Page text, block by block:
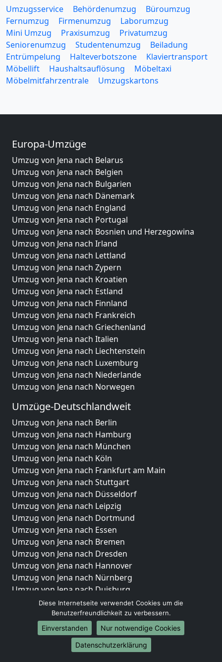
Umzugsservice Behördenumzug
Büroumzug
Fernumzug
Firmenumzug
Laborumzug
Mini Umzug
Praxisumzug
Privatumzug
Seniorenumzug
Studentenumzug
Beiladung
Entrümpelung
Halteverbotszone
Klaviertransport
Möbellift
Haushaltsauflösung
Möbeltaxi
Möbelmitfahrzentrale
Umzugskartons
Europa-Umzüge
Umzug von Jena nach Belarus
Umzug von Jena nach Belgien
Umzug von Jena nach Bulgarien
Umzug von Jena nach Dänemark
Umzug von Jena nach England
Umzug von Jena nach Portugal
Umzug von Jena nach Bosnien und Herzegowina
Umzug von Jena nach Irland
Umzug von Jena nach Lettland
Umzug von Jena nach Zypern
Umzug von Jena nach Kroatien
Umzug von Jena nach Estland
Umzug von Jena nach Finnland
Umzug von Jena nach Frankreich
Umzug von Jena nach Griechenland
Umzug von Jena nach Italien
Umzug von Jena nach Liechtenstein
Umzug von Jena nach Luxemburg
Umzug von Jena nach Niederlande
Umzug von Jena nach Norwegen
Umzüge-Deutschlandweit
Umzug von Jena nach Berlin
Umzug von Jena nach Hamburg
Umzug von Jena nach München
Umzug von Jena nach Köln
Umzug von Jena nach Frankfurt am Main
Umzug von Jena nach Stuttgart
Umzug von Jena nach Düsseldorf
Umzug von Jena nach Leipzig
Umzug von Jena nach Dortmund
Umzug von Jena nach Essen
Umzug von Jena nach Bremen
Umzug von Jena nach Dresden
Umzug von Jena nach Hannover
Umzug von Jena nach Nürnberg
Umzug von Jena nach Duisburg
Umzug von Jena nach Bochum
Umzug von Jena nach Wuppertal
Umzug von Jena nach Bielefeld
Umzug von Jena nach Bonn
Umzug von Jena nach Münster
Diese Internetseite verwendet Cookies um die
Benutzerfreundlichkeit zu verbessern.
Einverstanden
Nur notwendige Cookies
Datenschutzerklärung